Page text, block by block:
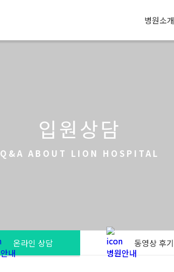
병원소개
입원상담
Q&A ABOUT LION HOSPITAL
온라인 상담 동영상 후기